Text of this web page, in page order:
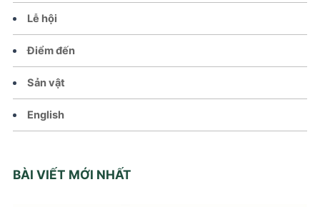
Lễ hội
Điểm đến
Sản vật
English
BÀI VIẾT MỚI NHẤT